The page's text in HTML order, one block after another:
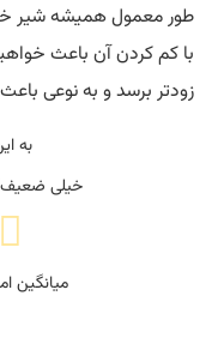
طور معمول همیشه شیر
با کم کردن آن باعث
زودتر برسد و به نوعی
به
خیلی
میانگین